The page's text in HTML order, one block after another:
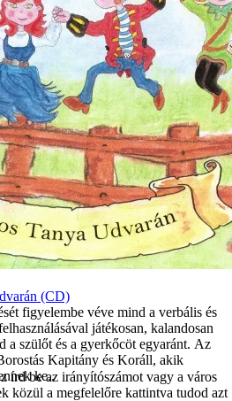
(CD)
figyelembe véve mind a verbális és
játékosan, kalandosan
a szülőt és a gyerkőcöt egyaránt. Az
Kapitány és Koráll, akik
ke..
írd be az irányítószámot vagy a város
közül a megfelelőre kattintva tudod azt